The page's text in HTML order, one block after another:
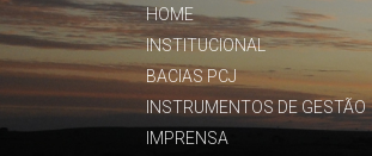
HOME
INSTITUCIONAL
BACIAS PCJ
INSTRUMENTOS DE GESTÃO
IMPRENSA